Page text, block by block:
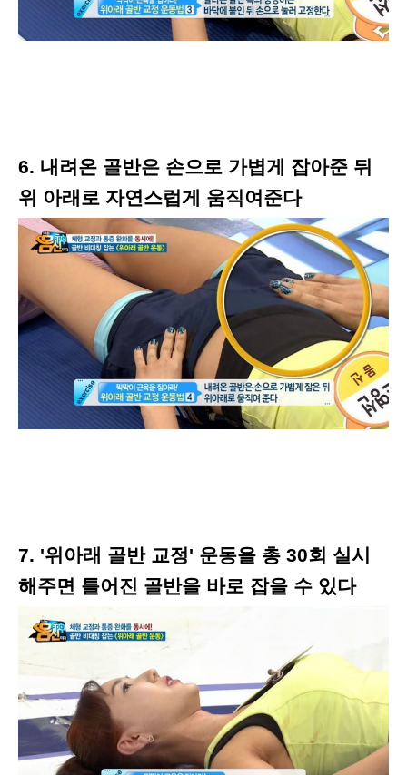
6. 내려온 골반은 손으로 가볍게 잡아준 뒤
위 아래로 자연스럽게 움직여준다
7. '위아래 골반 교정' 운동을 총 30회 실시
해주면 틀어진 골반을 바로 잡을 수 있다